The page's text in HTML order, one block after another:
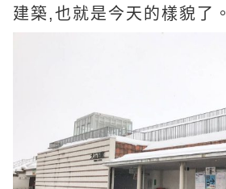
建築,也就是今天的樣貌了。